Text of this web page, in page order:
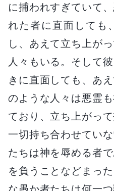
に捕われすぎていて
れた者に直面しても
し、あえて立ち上が
人々もいる。そして
きに直面しても、あ
のような人々は悪霊
ており、立ち上がっ
一切持ち合わせてい
たちは神を辱める者
を負うことなどまっ